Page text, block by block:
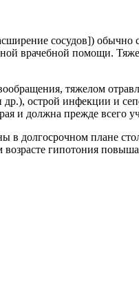
сосудов])
помощи.
тяжелом
острой инфекции и
и должна прежде всего
в долгосрочном плане
гипотония